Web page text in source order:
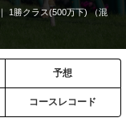
1勝クラス(500万下) （混
予想
コースレコード